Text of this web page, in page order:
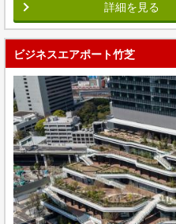
詳細を見る
ビジネスエアポート竹芝